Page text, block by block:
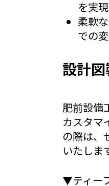
を実
柔軟
での
設計
肥前設備
カスタマ
の際は、
いたしま
▼ティー